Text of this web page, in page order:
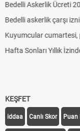
KEŞFET
iddaa Canlı Skor Puan